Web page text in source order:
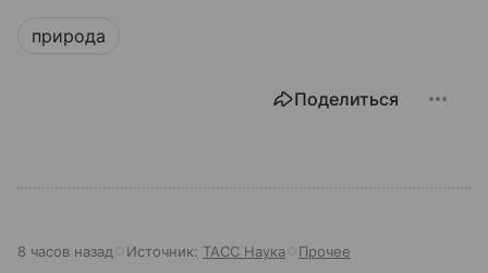
природа
Поделиться
8 часов назад Источник: ТАСС Наука Прочее